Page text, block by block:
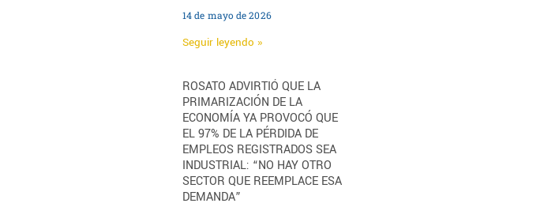
14 de mayo de 2026
Seguir leyendo »
ROSATO ADVIRTIÓ QUE LA
PRIMARIZACIÓN DE LA
ECONOMÍA YA PROVOCÓ QUE
EL 97% DE LA PÉRDIDA DE
EMPLEOS REGISTRADOS SEA
INDUSTRIAL: “NO HAY OTRO
SECTOR QUE REEMPLACE ESA
DEMANDA”